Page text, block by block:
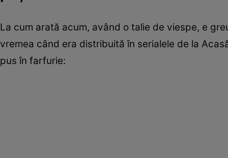
La cum arată acum, având o talie de viespe, e
vremea când era distribuită în serialele de la
pus în farfurie: